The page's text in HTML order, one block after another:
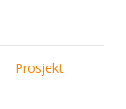
Prosjekt